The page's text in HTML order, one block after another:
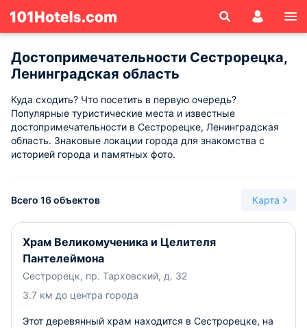
Достопримечательности Сестрорецка,
Ленинградская область
Куда сходить? Что посетить в первую очередь?
Популярные туристические места и известные
достопримечательности в Сестрорецке, Ленинградская
область. Знаковые локации города для знакомства с
историей города и памятных фото.
Всего 16 объектов Карта
Храм Великомученика и Целителя
Пантелеймона
Сестрорецк, пр. Тарховский, д. 32
3.7 км до центра города
Этот деревянный храм находится в Сестрорецке, на